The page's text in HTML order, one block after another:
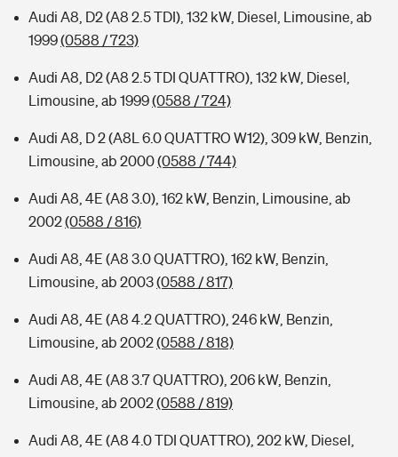
Audi A8, D2 (A8 2.5 TDI), 132 kW, Diesel, Limousine, ab
1999(0588 / 723)
Audi A8, D2 (A8 2.5 TDI QUATTRO), 132 kW, Diesel,
Limousine, ab 1999(0588 / 724)
Audi A8, D 2 (A8L 6.0 QUATTRO W12), 309 kW, Benzin,
Limousine, ab 2000(0588 / 744)
Audi A8, 4E (A8 3.0), 162 kW, Benzin, Limousine, ab
2002(0588 / 816)
Audi A8, 4E (A8 3.0 QUATTRO), 162 kW, Benzin,
Limousine, ab 2003(0588 / 817)
Audi A8, 4E (A8 4.2 QUATTRO), 246 kW, Benzin,
Limousine, ab 2002(0588 / 818)
Audi A8, 4E (A8 3.7 QUATTRO), 206 kW, Benzin,
Limousine, ab 2002(0588 / 819)
Audi A8, 4E (A8 4.0 TDI QUATTRO), 202 kW, Diesel,